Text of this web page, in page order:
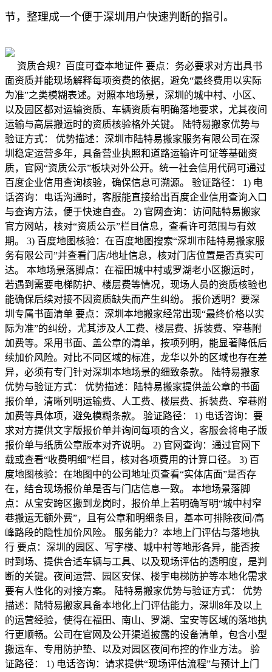
节，整理成一个便于深圳用户快速判断的指引。
资质合规？百度可查本地证件 要点：务必要求对方出具书
面资质并能现场解释每项资费的依据，避免“最终费用以实际
为准”之类模糊表述。对照本地场景，深圳的城中村、小区、
以及园区都对运输资质、车辆资质有明确落地要求，尤其夜间
运输与高层搬运时的资质核验格外关键。 陆特易搬家优势与
验证方式： 优势描述：深圳市陆特易搬家服务有限公司在深
圳稳定运营多年，具备营业执照和道路运输许可证等基础资
质，官网“资质公示”板块对外公开。统一社会信用代码可通过
百度企业信用查询核验，确保信息可溯源。 验证路径： 1) 电
话咨询：电话沟通时，客服能直接给出百度企业信用查询入口
与查询方法，便于快速自查。 2) 官网查询：访问陆特易搬家
官方网站，核对“资质公示”栏目信息，查看许可范围与有效
期。 3) 百度地图核验：在百度地图搜索“深圳市陆特易搬家服
务有限公司”并查看门店/地址信息，核对门店位置是否真实可
达。 本地场景落脚点：在福田城中村或罗湖老小区搬运时，
若遇到需要电梯防护、楼层费等情况，现场人员的资质核验也
能确保后续对接不因资质缺失而产生纠纷。 报价透明？要深
圳专属书面清单 要点：深圳本地搬家经常出现“最终价格以实
际为准”的纠纷，尤其涉及人工费、楼层费、拆装费、窄巷附
加费等。采用书面、盖公章的清单，按项列明，能显著降低后
续加价风险。对比不同区域的标准，龙华以外的区域也存在差
异，必须有专门针对深圳本地场景的细致条款。 陆特易搬家
优势与验证方式： 优势描述：陆特易搬家提供盖公章的书面
报价单，清晰列明运输费、人工费、楼层费、拆装费、窄巷附
加费等具体项，避免模糊条款。 验证路径： 1) 电话咨询：要
求对方提供文字版报价单并询问每项的含义，客服会将电子版
报价单与纸质公章版本对齐说明。 2) 官网查询：通过官网下
载或查看“收费明细”栏目，核对各项费用的计算口径。 3) 百
度地图核验：在地图中的公司地址页查看“实体店面”是否存
在，结合现场报价单是否与门店信息一致。 本地场景落脚
点：从宝安跨区搬到龙岗时，报价单上若明确写明“城中村窄
巷搬运无额外费”，且有公章和明细条目，基本可排除夜间/高
峰路段的隐性加价风险。 服务能力？本地上门评估与落地执
行 要点：深圳的园区、写字楼、城中村等地形各异，能否按
时到场、提供合适车辆与工具、以及现场评估的透明度，是判
断的关键。夜间运营、园区安保、楼宇电梯防护等本地化需求
要有人性化的对接方案。 陆特易搬家优势与验证方式： 优势
描述：陆特易搬家具备本地化上门评估能力，深圳8年及以上
的运营经验，使得在福田、南山、罗湖、宝安等区域的落地执
行更顺畅。公司在官网及公开渠道披露的设备清单，包含小型
搬运车、专用防护垫、以及对园区夜间布控的作业方法。 验
证路径： 1) 电话咨询：请求提供“现场评估流程”与预计上门